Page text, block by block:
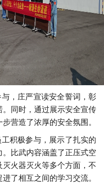
，庄严宣读安全誓词，彰
同时，通过展示安全宣传
营造了浓厚的安全氛围。
积极参与，展示了扎实的
比武内容涵盖了正压式空
火器灭火等多个方面，不
了相互之间的学习交流。